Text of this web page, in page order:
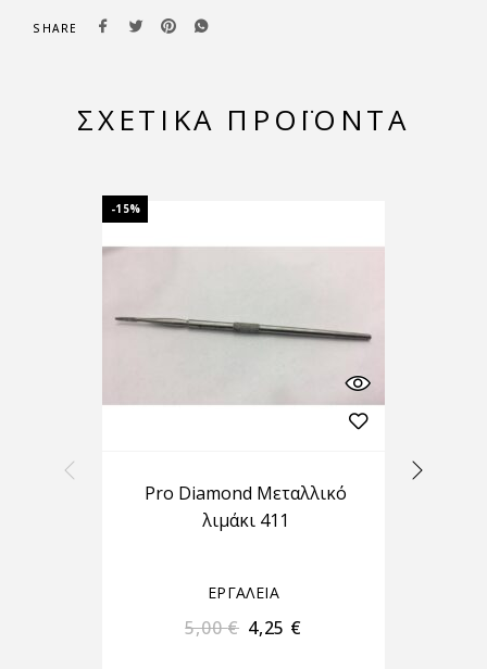
SHARE
ΣΧΕΤΙΚΆ ΠΡΟΪΌΝΤΑ
-15%
Pro Diamond Μεταλλικό
λιμάκι 411
ΕΡΓΑΛΕΙΑ
5,00€ 4,25 €